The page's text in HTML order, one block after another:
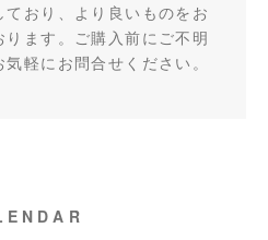
おり、より良いものをお
ます。ご購入前にご不明
軽にお問合せください。